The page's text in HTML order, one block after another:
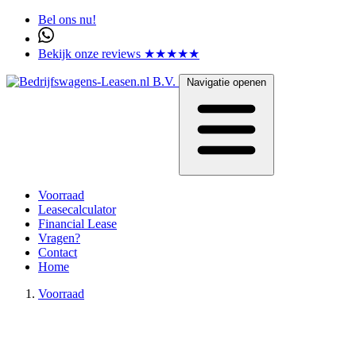
Bel ons nu!
Bekijk onze reviews ★★★★★
Navigatie openen
Voorraad
Leasecalculator
Financial Lease
Vragen?
Contact
Home
Voorraad